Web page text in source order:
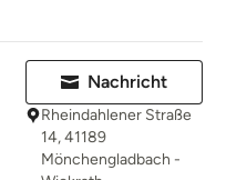
Nachricht
Rheindahlener Straße
14, 41189
Mönchengladbach -